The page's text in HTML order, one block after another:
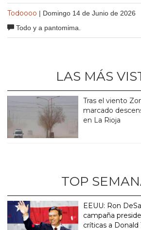
Todoooo | Domingo 14 de Junio de 2026
Todo y a pantomima.
LAS MÁS
Tras el viento
marcado
en La Rioja
TOP
EEUU: Ron
campaña
críticas a Donald